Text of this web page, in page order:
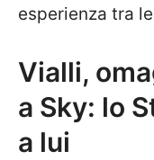
esperienza tra
Vialli,
a Sky: lo
a lui